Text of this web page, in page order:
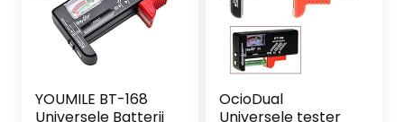
YOUMILE BT-168
Universele Batterij
OcioDual
Universele tester